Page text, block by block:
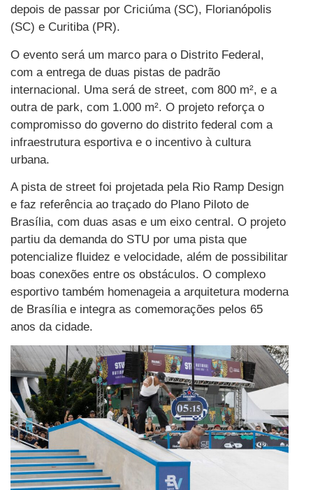
depois de passar por Criciúma (SC), Florianópolis
(SC) e Curitiba (PR).
O evento será um marco para o Distrito Federal,
com a entrega de duas pistas de padrão
internacional. Uma será de street, com 800 m², e a
outra de park, com 1.000 m². O projeto reforça o
compromisso do governo do distrito federal com a
infraestrutura esportiva e o incentivo à cultura
urbana.
A pista de street foi projetada pela Rio Ramp Design
e faz referência ao traçado do Plano Piloto de
Brasília, com duas asas e um eixo central. O projeto
partiu da demanda do STU por uma pista que
potencialize fluidez e velocidade, além de possibilitar
boas conexões entre os obstáculos. O complexo
esportivo também homenageia a arquitetura moderna
de Brasília e integra as comemorações pelos 65
anos da cidade.